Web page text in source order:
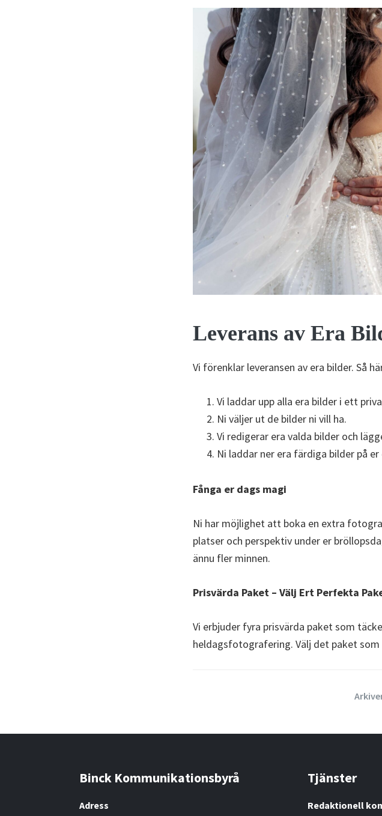
Leverans av Era
Vi förenklar leveransen av era bilder. Så
Vi laddar upp alla era bilder i ett
Ni väljer ut de bilder ni vill ha.
Vi redigerar era valda bilder och
Ni laddar ner era färdiga bilder på
Fånga er dags magi
Ni har möjlighet att boka en extra
platser och perspektiv under er
ännu fler minnen.
Prisvärda Paket – Välj Ert Perfekta
Vi erbjuder fyra prisvärda paket som
heldagsfotografering. Välj det paket som
Binck Kommunikationsbyrå
Adress
Tjänster
Redaktionell